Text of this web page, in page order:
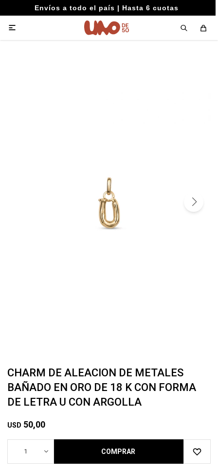
Envíos a todo el país | Hasta 6 cuotas

CHARM DE ALEACION DE METALES
BAÑADO EN ORO DE 18 K CON FORMA
DE LETRA U CON ARGOLLA
USD 50,00
1 COMPRAR